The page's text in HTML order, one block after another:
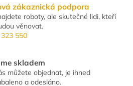
á
d
a
c
p
r
v
zákaznická podpora
roboty, ale skutečné lidi, kteří
věnovat.
550
skladem
můžete objednat, je ihned
a odesláno.